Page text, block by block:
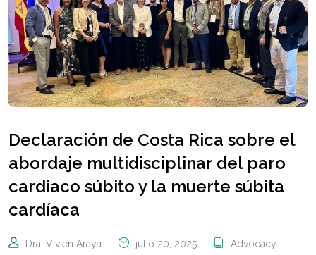
Declaración de Costa Rica sobre el
abordaje multidisciplinar del paro
cardiaco súbito y la muerte súbita
cardíaca
Dra. Vivien Araya julio 20, 2025 Advocacy